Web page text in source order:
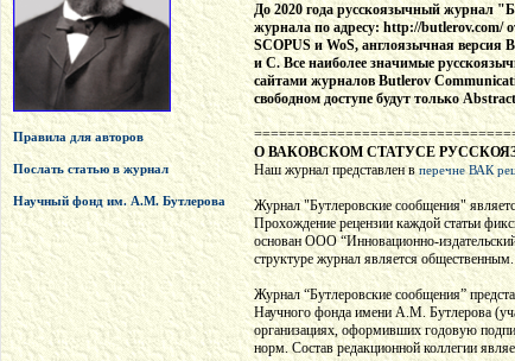
Правила для авторов
Послать статью в журнал
Научный фонд им. А.М. Бутлерова
До 2020 года русскоязычный журнал
журнала по адресу: http://butlerov.com/
SCOPUS и WoS, англоязычная
и С. Все наиболее значимые
сайтами журналов Butlerov
свободном доступе будут только
О ВАКОВСКОМ СТАТУСЕ
Наш журнал представлен вперечне ВАК
Журнал "Бутлеровские сообщения"
Прохождение рецензии каждой статьи
основан ООО “Инновационно-
структуре журнал является общественным.
Журнал “Бутлеровские сообщения”
Научного фонда имени А.М. Бутлерова
организациях, оформивших годовую
норм. Состав редакционной коллегии